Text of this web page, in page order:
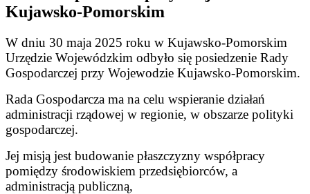
Kujawsko-Pomorskim
W dniu 30 maja 2025 roku w Kujawsko-Pomorskim
Urzędzie Wojewódzkim odbyło się posiedzenie Rady
Gospodarczej przy Wojewodzie Kujawsko-Pomorskim.
Rada Gospodarcza ma na celu wspieranie działań
administracji rządowej w regionie, w obszarze polityki
gospodarczej.
Jej misją jest budowanie płaszczyzny współpracy
pomiędzy środowiskiem przedsiębiorców, a
administracją publiczną,